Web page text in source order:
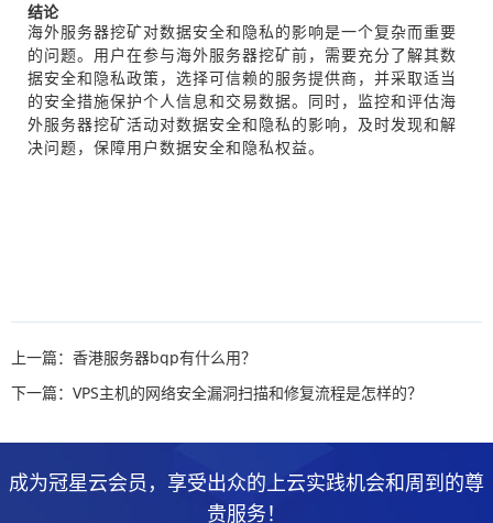
结论
海外服务器挖矿对数据安全和隐私的影响是一个复杂而重要
的问题。用户在参与海外服务器挖矿前，需要充分了解其数
据安全和隐私政策，选择可信赖的服务提供商，并采取适当
的安全措施保护个人信息和交易数据。同时，监控和评估海
外服务器挖矿活动对数据安全和隐私的影响，及时发现和解
决问题，保障用户数据安全和隐私权益。
上一篇：香港服务器bgp有什么用？
下一篇：VPS主机的网络安全漏洞扫描和修复流程是怎样的？
成为冠星云会员，享受出众的上云实践机会和周到的尊
贵服务！